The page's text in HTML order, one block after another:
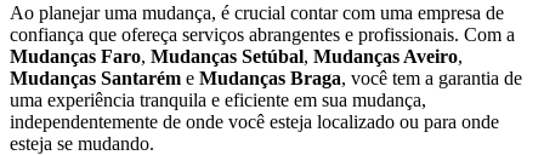
Ao planejar uma mudança, é crucial contar com uma empresa de
confiança que ofereça serviços abrangentes e profissionais. Com a
Mudanças Faro, Mudanças Setúbal, Mudanças Aveiro,
Mudanças Santarém e Mudanças Braga, você tem a garantia de
uma experiência tranquila e eficiente em sua mudança,
independentemente de onde você esteja localizado ou para onde
esteja se mudando.